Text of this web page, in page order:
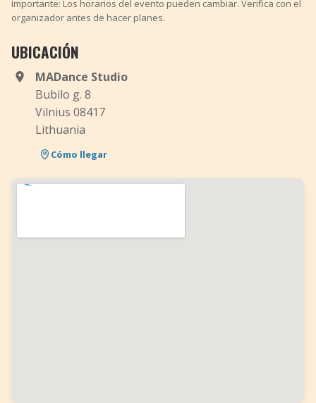
Importante: Los horarios del evento pueden cambiar. Verifica con el
organizador antes de hacer planes.
UBICACIÓN
MADance Studio
Bubilo g. 8
Vilnius 08417
Lithuania
Cómo llegar